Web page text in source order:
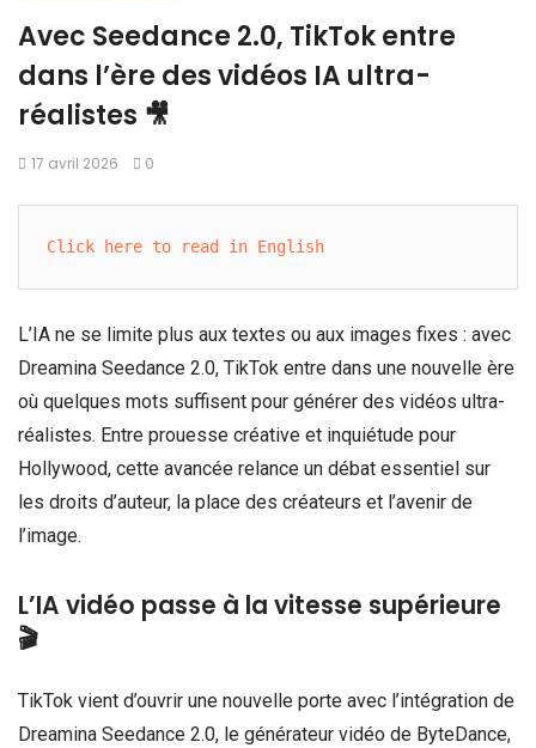
Avec Seedance 2.0, TikTok entre
dans l’ère des vidéos IA ultra-
réalistes 🎥
17 avril 2026 0
Click here to read in English
L’IA ne se limite plus aux textes ou aux images fixes : avec
Dreamina Seedance 2.0, TikTok entre dans une nouvelle ère
où quelques mots suffisent pour générer des vidéos ultra-
réalistes. Entre prouesse créative et inquiétude pour
Hollywood, cette avancée relance un débat essentiel sur
les droits d’auteur, la place des créateurs et l’avenir de
l’image.
L’IA vidéo passe à la vitesse supérieure
🎬
TikTok vient d’ouvrir une nouvelle porte avec l’intégration de
Dreamina Seedance 2.0, le générateur vidéo de ByteDance,